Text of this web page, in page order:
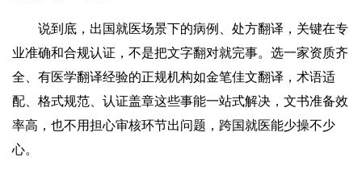
说到底，出国就医场景下的病例、处方翻译，关键在专
业准确和合规认证，不是把文字翻对就完事。选一家资质齐
全、有医学翻译经验的正规机构如金笔佳文翻译，术语适
配、格式规范、认证盖章这些事能一站式解决，文书准备效
率高，也不用担心审核环节出问题，跨国就医能少操不少
心。